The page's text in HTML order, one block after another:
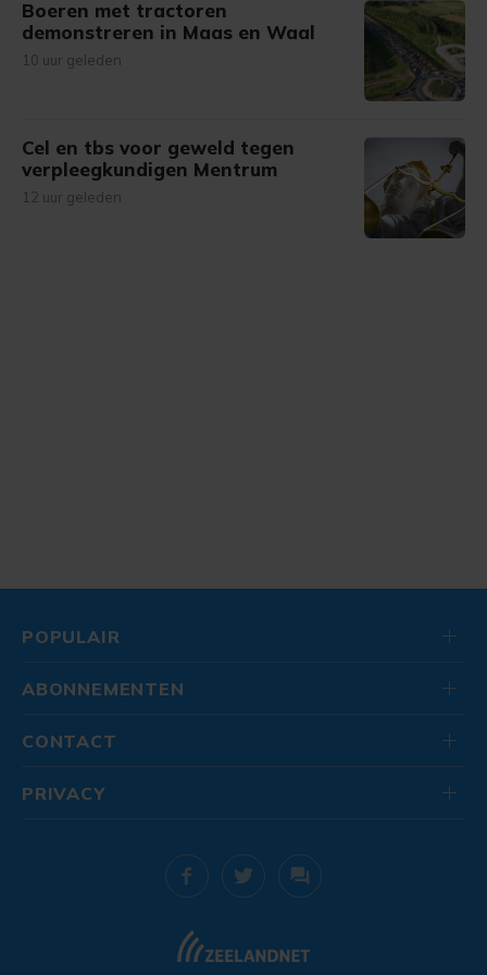
Boeren met tractoren
demonstreren in Maas en Waal
10 uur geleden
Cel en tbs voor geweld tegen
verpleegkundigen Mentrum
12 uur geleden
POPULAIR
ABONNEMENTEN
CONTACT
PRIVACY